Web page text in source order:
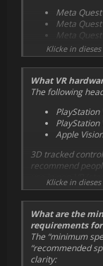
Meta
Meta
Meta
Valve Index
Oculus Rift
Oculus CV1
HTC Vive
The following
HTC Vive
HTC Vive
OpenXR based
supported list”
Klicke in
What VR
The following
PlayStation
PlayStation
Apple
3D tracked
recommend
use in non-VR
Klicke in
What are the
requirements
The “minimum
“recommended
clarity: